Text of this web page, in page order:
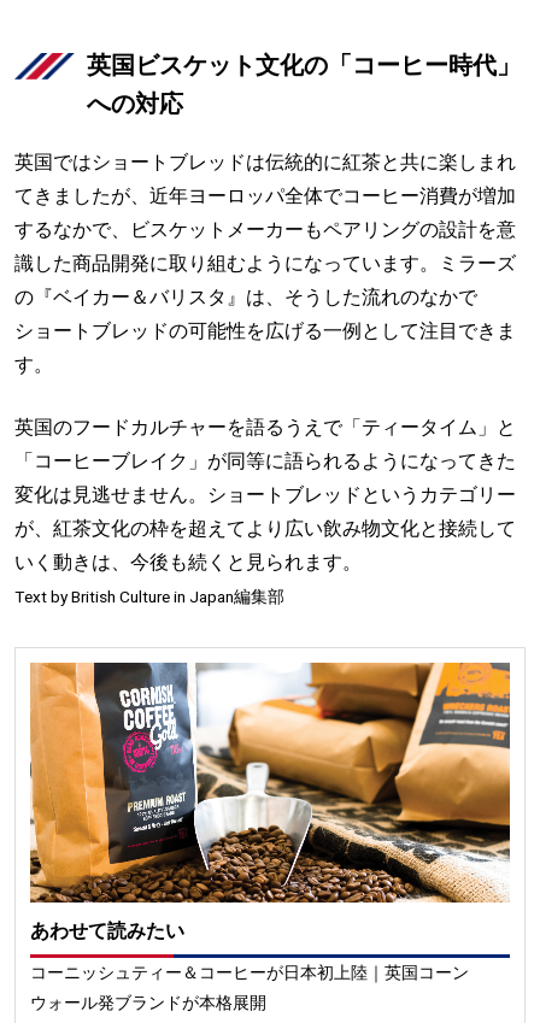
英国ビスケット文化の「コーヒー時代」
への対応
英国ではショートブレッドは伝統的に紅茶と共に楽しまれ
てきましたが、近年ヨーロッパ全体でコーヒー消費が増加
するなかで、ビスケットメーカーもペアリングの設計を意
識した商品開発に取り組むようになっています。ミラーズ
の『ベイカー＆バリスタ』は、そうした流れのなかで
ショートブレッドの可能性を広げる一例として注目できま
す。
英国のフードカルチャーを語るうえで「ティータイム」と
「コーヒーブレイク」が同等に語られるようになってきた
変化は見逃せません。ショートブレッドというカテゴリー
が、紅茶文化の枠を超えてより広い飲み物文化と接続して
いく動きは、今後も続くと見られます。
Text by British Culture in Japan編集部
あわせて読みたい
コーニッシュティー＆コーヒーが日本初上陸｜英国コーン
ウォール発ブランドが本格展開